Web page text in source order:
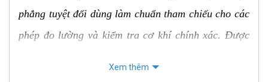
phẳng tuyệt đối dùng làm chuẩn tham chiếu cho các
phép đo lường và kiểm tra cơ khí chính xác. Được
Xem thêm